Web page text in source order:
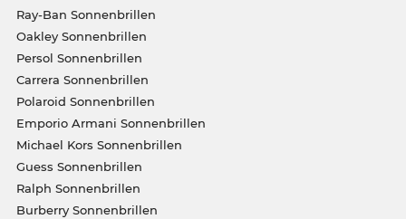
Ray-Ban Sonnenbrillen
Oakley Sonnenbrillen
Persol Sonnenbrillen
Carrera Sonnenbrillen
Polaroid Sonnenbrillen
Emporio Armani Sonnenbrillen
Michael Kors Sonnenbrillen
Guess Sonnenbrillen
Ralph Sonnenbrillen
Burberry Sonnenbrillen